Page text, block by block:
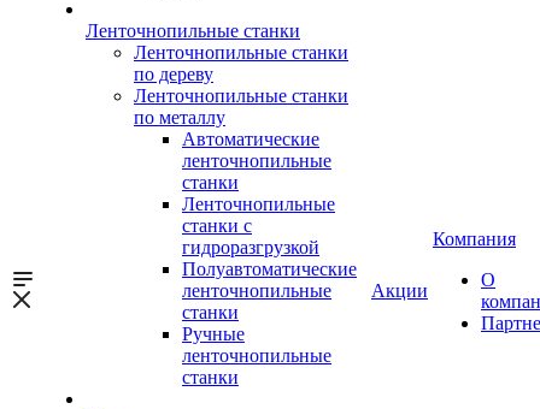
Ленточнопильные станки
Ленточнопильные станки
по дереву
Ленточнопильные станки
по металлу
Автоматические
ленточнопильные
станки
Ленточнопильные
станки с
гидроразгрузкой
Полуавтоматические
ленточнопильные
станки
Ручные
ленточнопильные
станки
Акции
Компания
О